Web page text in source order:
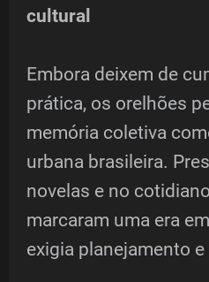
cultural
Embora deixem de
prática, os orelhões
memória coletiva
urbana brasileira.
novelas e no
marcaram uma era
exigia planejamento